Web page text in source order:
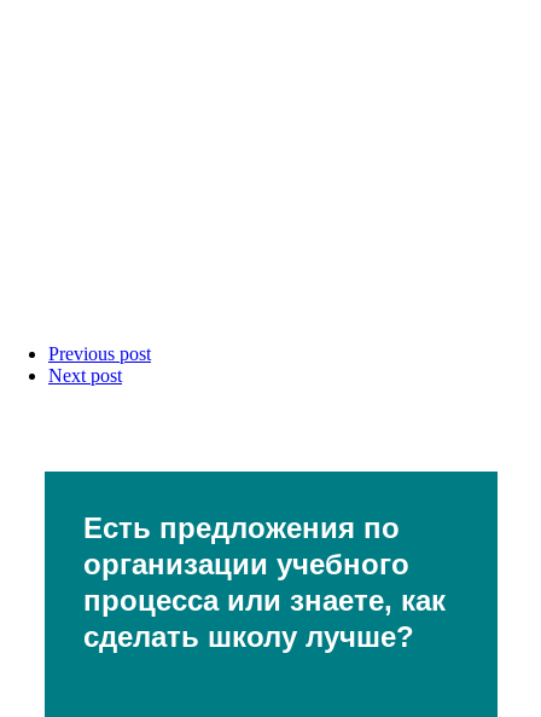
Previous post
Next post
Есть предложения по
организации учебного
процесса или знаете, как
сделать школу лучше?